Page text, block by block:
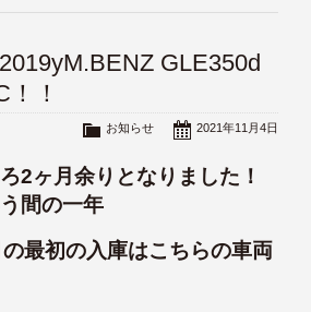
GLE350d
！
2021年11月4日
お知らせ
2ヶ月余りとなりました！
間の一年
最初の入庫はこちらの車両